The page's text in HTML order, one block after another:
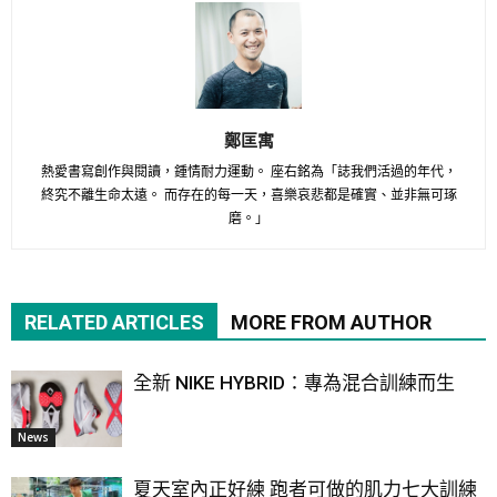
鄭匡寓
熱愛書寫創作與閱讀，鍾情耐力運動。 座右銘為「誌我們活過的年代，
終究不離生命太遠。 而存在的每一天，喜樂哀悲都是確實、並非無可琢
磨。」
RELATED ARTICLES MORE FROM AUTHOR
News
全新 NIKE HYBRID：專為混合訓練而生
夏天室內正好練 跑者可做的肌力七大訓練